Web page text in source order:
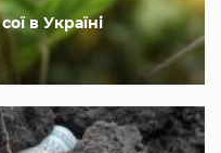
в Україні